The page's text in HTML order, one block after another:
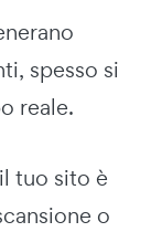
spesso si
reale.
tuo sito è
o